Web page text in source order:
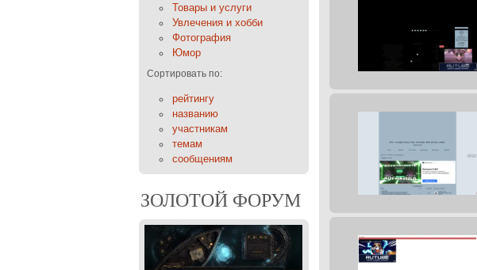
Товары и услуги
Увлечения и хобби
Фотография
Юмор
Сортировать по:
рейтингу
названию
участникам
темам
сообщениям
ЗОЛОТОЙ ФОРУМ